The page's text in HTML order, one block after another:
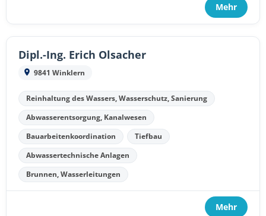
Mehr
Dipl.-Ing. Erich Olsacher
9841 Winklern
Reinhaltung des Wassers, Wasserschutz, Sanierung
Abwasserentsorgung, Kanalwesen
Bauarbeitenkoordination
Tiefbau
Abwassertechnische Anlagen
Brunnen, Wasserleitungen
Mehr